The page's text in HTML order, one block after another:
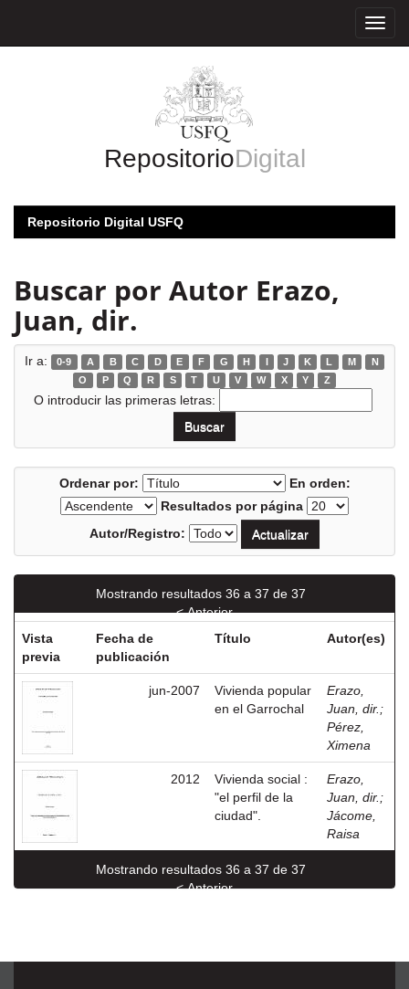
RepositorioDigital
Repositorio Digital USFQ
Buscar por Autor Erazo,
Juan, dir.
Ir a: 0-9 A B C D E F G H I J K L M
N
O
P Q R S T U V W X Y Z
O introducir las primeras letras:
Ordenar por:
En orden:
Resultados por página
Autor/Registro:
Mostrando resultados 36 a 37 de 37
< Anterior
Vista
previa
Fecha de
publicación
Título Autor(es)
jun-2007
Vivienda popular
en el Garrochal
Erazo,
Juan, dir. ;
Pérez,
Ximena
2012
Vivienda social :
"el perfil de la
ciudad".
Erazo,
Juan, dir. ;
Jácome,
Raisa
Mostrando resultados 36 a 37 de 37
< Anterior